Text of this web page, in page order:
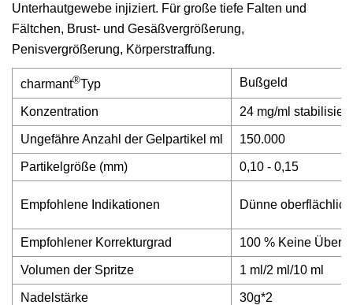
Unterhautgewebe injiziert. Für große tiefe Falten und
Fältchen, Brust- und Gesäßvergrößerung,
Penisvergrößerung, Körperstraffung.
charmant®Typ Bußgeld
Konzentration 24 mg/ml
Ungefähre Anzahl der Gelpartikel ml 150.000
Partikelgröße (mm) 0,10 - 0,15
Empfohlene Indikationen Dünne
Empfohlener Korrekturgrad 100 % Keine
Volumen der Spritze 1 ml/2 ml/10 ml
Nadelstärke 30g*2